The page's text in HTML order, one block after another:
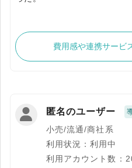
費用感や連携サービ
匿名のユーザー
小売/流通/商社系
利用状況：利用中
利用アカウント数：